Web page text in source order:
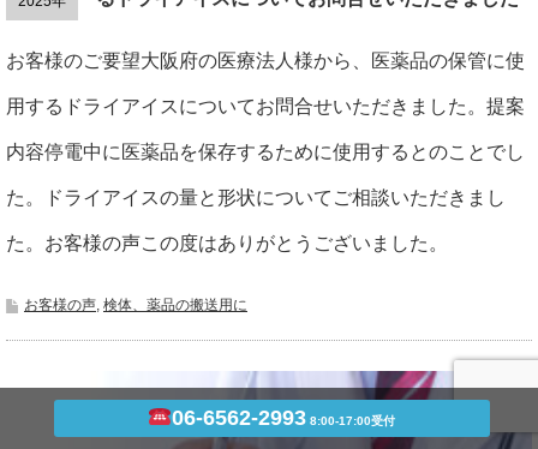
お客様のご要望大阪府の医療法人様から、医薬品の保管に使
用するドライアイスについてお問合せいただきました。提案
内容停電中に医薬品を保存するために使用するとのことでし
た。ドライアイスの量と形状についてご相談いただきまし
た。お客様の声この度はありがとうございました。
お客様の声 検体、薬品の搬送用に
06-6562-2993 8:00-17:00受付